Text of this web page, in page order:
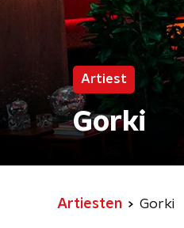
Artiest
Gorki
Artiesten Gorki